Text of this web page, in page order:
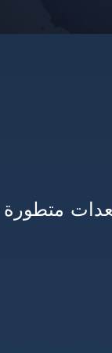
متطورة